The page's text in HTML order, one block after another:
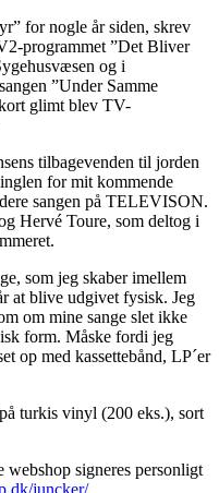
for nogle år siden, skrev
programmet ”Det Bliver
og i
”Under Samme
glimt blev TV-
tilbagevenden til jorden
for mit kommende
sangen på TELEVISON.
Hervé Toure, som deltog i
som jeg skaber imellem
at blive udgivet fysisk. Jeg
om mine sange slet ikke
form. Måske fordi jeg
op med kassettebånd, LP´er
turkis vinyl (200 eks.), sort
signeres personligt
juncker/